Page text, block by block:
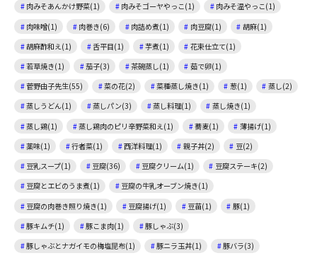
肉みそあんかけ野菜(1)
肉みそゴーヤやっこ(1)
肉みそ温やっこ(1)
肉味噌(1)
肉巻き(6) 肉詰め煮(1) 肉豆腐(1)
胡麻(1)
胡麻酢和え(1)
舌平目(1) 芋煮(1)
花束仕立て(1)
若草焼き(1)
茄子(3) 茶碗蒸し(1)
茹で卵(1)
菅野由子先生(55)
菜の花(2) 菜種蒸し焼き(1) 葱(1)
蒸し(2)
蒸しうどん(1)
蒸しパン(3) 蒸し料理(1)
蒸し焼き(1)
蒸し鶏(1)
蒸し鶏肉のピリ辛野菜和え(1) 蕎麦(1)
薄揚げ(1)
薬味(1)
行者菜(1) 西洋料理(1) 親子丼(2)
豆(2)
豆乳スープ(1)
豆腐(36) 豆腐クリーム(1)
豆腐ステーキ(2)
豆腐とエビのうま煮(1)
豆腐の牛乳オーブン焼き(1)
豆腐の肉巻き照り焼き(1)
豆腐揚げ(1) 豆苗(1)
豚(1)
豚キムチ(1)
豚こま肉(1)
豚しゃぶ(3)
豚しゃぶとナガイモの梅塩昆布(1)
豚ニラ玉丼(1)
豚バラ(3)